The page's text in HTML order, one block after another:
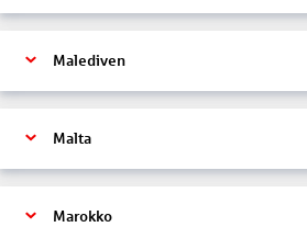
Malediven
Malta
Marokko